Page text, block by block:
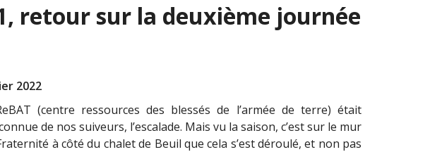
retour sur la deuxième journée
2022
(centre ressources des blessés de l’armée de terre) était
de nos suiveurs, l’escalade. Mais vu la saison, c’est sur le mur
à côté du chalet de Beuil que cela s’est déroulé, et non pas